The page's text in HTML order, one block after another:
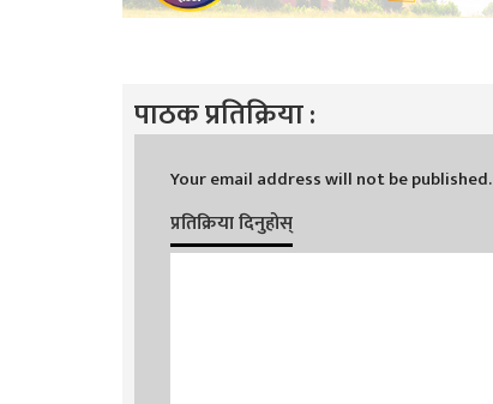
पाठक प्रतिक्रिया :
Your email address will not be published.
प्रतिक्रिया दिनुहोस्